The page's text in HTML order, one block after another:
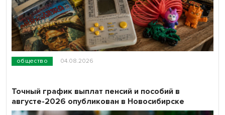
общество 04.08.2026
Точный график выплат пенсий и пособий в
августе-2026 опубликован в Новосибирске